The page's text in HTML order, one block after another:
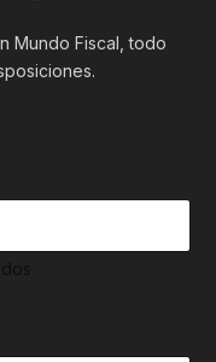
Mundo Fiscal, todo